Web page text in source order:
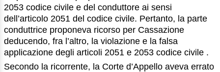
2053 codice civile e del conduttore ai sensi
dell’articolo 2051 del codice civile. Pertanto, la parte
conduttrice proponeva ricorso per Cassazione
deducendo, fra l’altro, la violazione e la falsa
applicazione degli articoli 2051 e 2053 codice civile .
Secondo la ricorrente, la Corte d’Appello aveva errato